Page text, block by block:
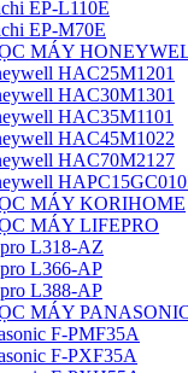
EP-L110E
EP-M70E
MÁY
HAC25M1201
HAC30M1301
HAC35M1101
HAC45M1022
HAC70M2127
MÁY KORIHOME
MÁY LIFEPRO
L318-AZ
L366-AP
L388-AP
MÁY
F-PMF35A
F-PXF35A